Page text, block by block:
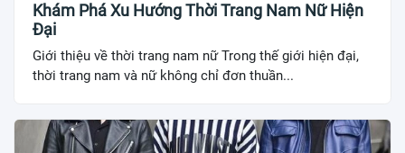
Khám Phá Xu Hướng Thời Trang Nam Nữ Hiện
Đại
Giới thiệu về thời trang nam nữ Trong thế giới hiện đại,
thời trang nam và nữ không chỉ đơn thuần...